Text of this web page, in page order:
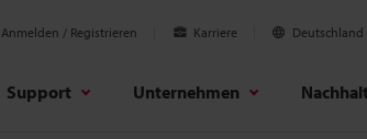
Anmelden / Registrieren Karriere Deutschland
Support Unternehmen